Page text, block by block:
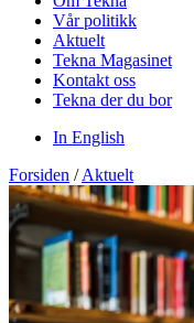
Vår politikk
Aktuelt
Tekna Magasinet
Kontakt oss
Tekna der du bor
In English
Forsiden / Aktuelt